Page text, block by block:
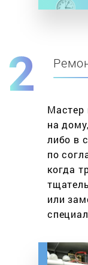
Мастер
на дому,
либо в
по
когда
или